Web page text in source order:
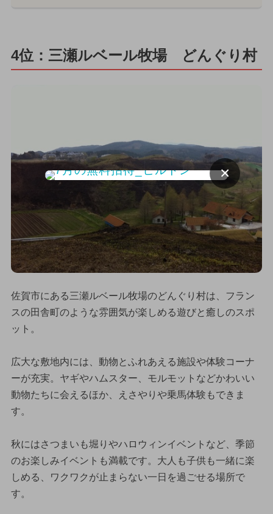
4位：三瀬ルベール牧場 どんぐり村
佐賀市にある三瀬ルベール牧場のどんぐり村は、フラン
スの田舎町のような雰囲気が楽しめる遊びと癒しのスポ
ット。
広大な敷地内には、動物とふれあえる施設や体験コーナ
ーが充実。ヤギやハムスター、モルモットなどかわいい
動物たちに会えるほか、えさやりや乗馬体験もできま
す。
秋にはさつまいも堀りやハロウィンイベントなど、季節
のお楽しみイベントも満載です。大人も子供も一緒に楽
しめる、ワクワクが止まらない一日を過ごせる場所で
す。
×